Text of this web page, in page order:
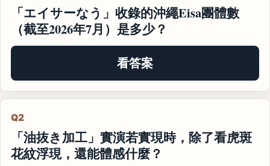
「エイサーなう」收錄的沖繩Eisa團體數
（截至2026年7月）是多少？
看答案
Q2
「油抜き加工」實演若實現時，除了看虎斑
花紋浮現，還能體感什麼？